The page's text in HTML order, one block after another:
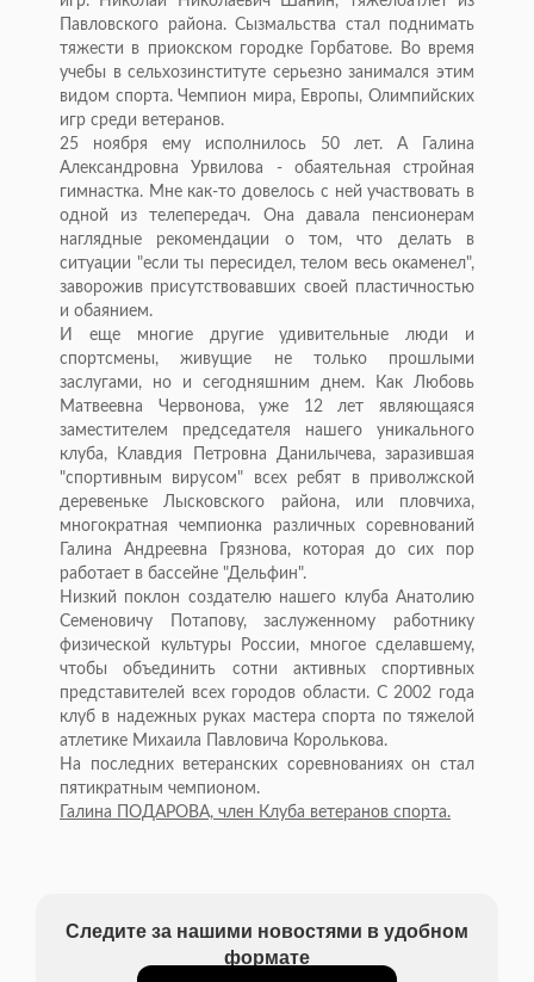
Павловского района. Сызмальства стал поднимать
тяжести в приокском городке Горбатове. Во время
учебы в сельхозинституте серьезно занимался этим
видом спорта. Чемпион мира, Европы, Олимпийских
игр среди ветеранов.
25 ноября ему исполнилось 50 лет. А Галина
Александровна Урвилова - обаятельная стройная
гимнастка. Мне как-то довелось с ней участвовать в
одной из телепередач. Она давала пенсионерам
наглядные рекомендации о том, что делать в
ситуации "если ты пересидел, телом весь окаменел",
заворожив присутствовавших своей пластичностью
и обаянием.
И еще многие другие удивительные люди и
спортсмены, живущие не только прошлыми
заслугами, но и сегодняшним днем. Как Любовь
Матвеевна Червонова, уже 12 лет являющаяся
заместителем председателя нашего уникального
клуба, Клавдия Петровна Данилычева, заразившая
"спортивным вирусом" всех ребят в приволжской
деревеньке Лысковского района, или пловчиха,
многократная чемпионка различных соревнований
Галина Андреевна Грязнова, которая до сих пор
работает в бассейне "Дельфин".
Низкий поклон создателю нашего клуба Анатолию
Семеновичу Потапову, заслуженному работнику
физической культуры России, многое сделавшему,
чтобы объединить сотни активных спортивных
представителей всех городов области. С 2002 года
клуб в надежных руках мастера спорта по тяжелой
атлетике Михаила Павловича Королькова.
На последних ветеранских соревнованиях он стал
пятикратным чемпионом.
Галина ПОДАРОВА, член Клуба ветеранов спорта.
Следите за нашими новостями в удобном
формате